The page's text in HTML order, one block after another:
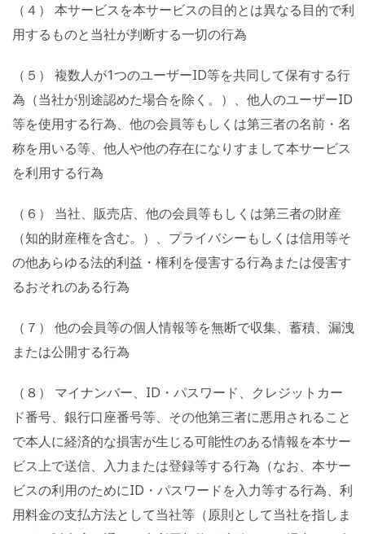
（４） 本サービスを本サービスの目的とは異なる目的で利
用するものと当社が判断する一切の行為
（５） 複数人が1つのユーザーID等を共同して保有する行
為（当社が別途認めた場合を除く。）、他人のユーザーID
等を使用する行為、他の会員等もしくは第三者の名前・名
称を用いる等、他人や他の存在になりすまして本サービス
を利用する行為
（６） 当社、販売店、他の会員等もしくは第三者の財産
（知的財産権を含む。）、プライバシーもしくは信用等そ
の他あらゆる法的利益・権利を侵害する行為または侵害す
るおそれのある行為
（７） 他の会員等の個人情報等を無断で収集、蓄積、漏洩
または公開する行為
（８） マイナンバー、ID・パスワード、クレジットカー
ド番号、銀行口座番号等、その他第三者に悪用されること
で本人に経済的な損害が生じる可能性のある情報を本サー
ビス上で送信、入力または登録等する行為（なお、本サー
ビスの利用のためにID・パスワードを入力等する行為、利
用料金の支払方法として当社等（原則として当社を指しま